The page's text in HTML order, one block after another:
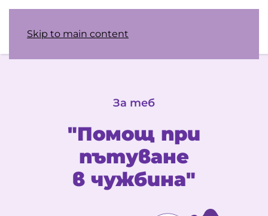
Skip to main content
За теб
"Помощ при
пътуване
в чужбина"